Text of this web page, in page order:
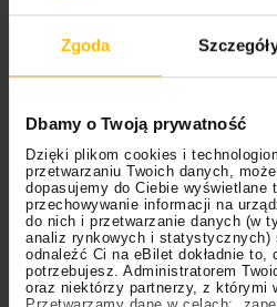
Zgoda
Dbamy o Twoją prywatność
Dzięki plikom cookies i
przetwarzaniu Twoich danych,
dopasujemy do Ciebie wyświetlane
przechowywanie informacji na
do nich i przetwarzanie danych (w
analiz rynkowych i statystycznych)
odnaleźć Ci na eBilet dokładnie to,
potrzebujesz. Administratorem
oraz niektórzy partnerzy, z którymi
końcu płyty i przez to
widoczność.
Dlatego jeśli
wcześniej, byś wszedł na
pierwszych.
Miejsca na płycie są
to dobra opcja dla osób,
mogą stać godzinami i nie
zdrowotnych,